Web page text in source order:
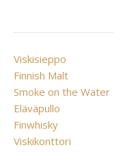
Viskisieppo
Finnish Malt
Smoke on the Water
Eläväpullo
Finwhisky
Viskikonttori